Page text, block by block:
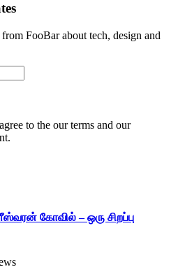
FooBar about tech, design and
to the our terms and our
கோவில் – ஒரு சிறப்பு